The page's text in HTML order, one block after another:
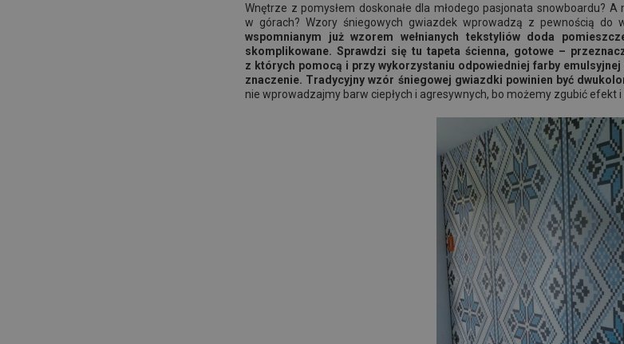
Wnętrze z pomysłem doskonałe dla młodego pasjonata snowboardu?
w górach? Wzory śniegowych gwiazdek wprowadzą z pewnością do
wspomnianym już wzorem wełnianych tekstyliów doda
skomplikowane. Sprawdzi się tu tapeta ścienna, gotowe –
z których pomocą i przy wykorzystaniu odpowiedniej farby
znaczenie. Tradycyjny wzór śniegowej gwiazdki powinien być
nie wprowadzajmy barw ciepłych i agresywnych, bo możemy zgubić efekt i